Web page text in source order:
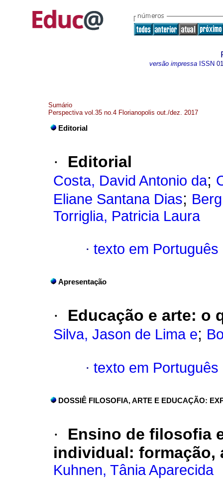
versão impressa ISSN
Sumário
Perspectiva vol.35 no.4 Florianopolis out./dez. 2017
Editorial
· Editorial
Costa, David Antonio da;
Eliane Santana Dias;
Torriglia, Patricia Laura
· texto em Português
Apresentação
· Educação e arte: o
Silva, Jason de Lima e;
· texto em Português
DOSSIÊ FILOSOFIA, ARTE E EDUCAÇÃO:
·
Ensino de filosofia
individual: formação,
Kuhnen, Tânia Aparecida